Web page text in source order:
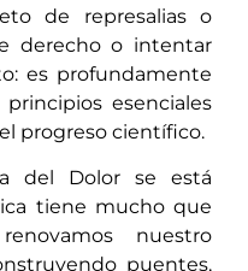
de represalias o
derecho o intentar
es profundamente
esenciales
progreso científico.
del Dolor se está
tiene mucho que
nuestro
puentes,